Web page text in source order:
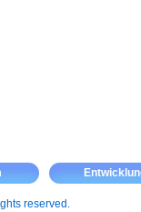
reserved.